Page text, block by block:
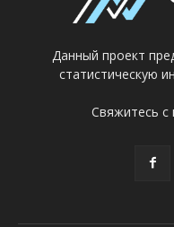
Данный проект
статистическую
Свяжитесь с